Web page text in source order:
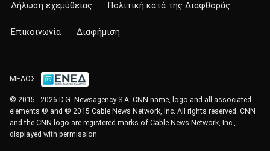
Δήλωση εχεμύθειας Πολιτική κατά της Διαφθοράς
Επικοινωνία Διαφήμιση
ΜΕΛΟΣ
© 2015 - 2026 D.G. Newsagency S.A. CNN name, logo and all associated
elements ® and © 2015 Cable News Network, Inc. All rights reserved. CNN
and the CNN logo are registered marks of Cable News Network, Inc.,
displayed with permission